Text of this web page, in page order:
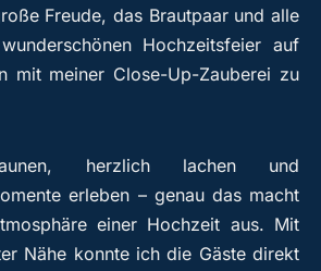
Freude, das Brautpaar und alle
Hochzeitsfeier auf
mit meiner Close-Up-Zauberei zu
herzlich lachen und
erleben – genau das macht
einer Hochzeit aus. Mit
Nähe konnte ich die Gäste direkt